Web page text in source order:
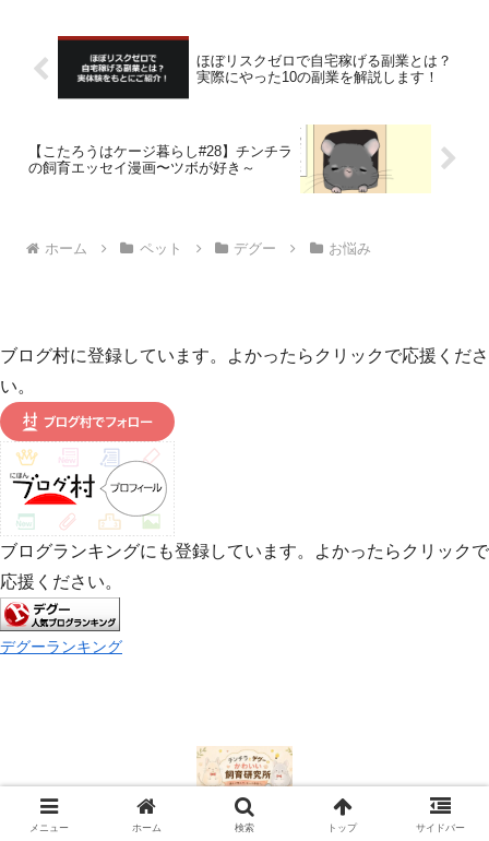
ほぼリスクゼロで自宅稼げる副業とは？
実際にやった10の副業を解説します！
【こたろうはケージ暮らし#28】チンチラ
の飼育エッセイ漫画〜ツボが好き～
ホーム ペット デグー お悩み
ブログ村に登録しています。よかったらクリックで応援くださ
い。
ブログランキングにも登録しています。よかったらクリックで
応援ください。
デグーランキング
© 2022 チンチラとデグーのかわいい研究所.
メニュー ホーム 検索 トップ サイドバー